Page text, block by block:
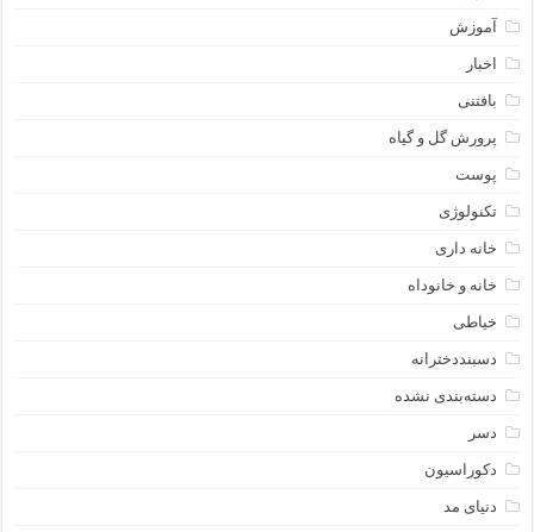
آموزش
اخبار
بافتنی
پرورش گل و گیاه
پوست
تکنولوژی
خانه داری
خانه و خانوداه
خیاطی
دسبنددخترانه
دسته‌بندی نشده
دسر
دکوراسیون
دنیای مد